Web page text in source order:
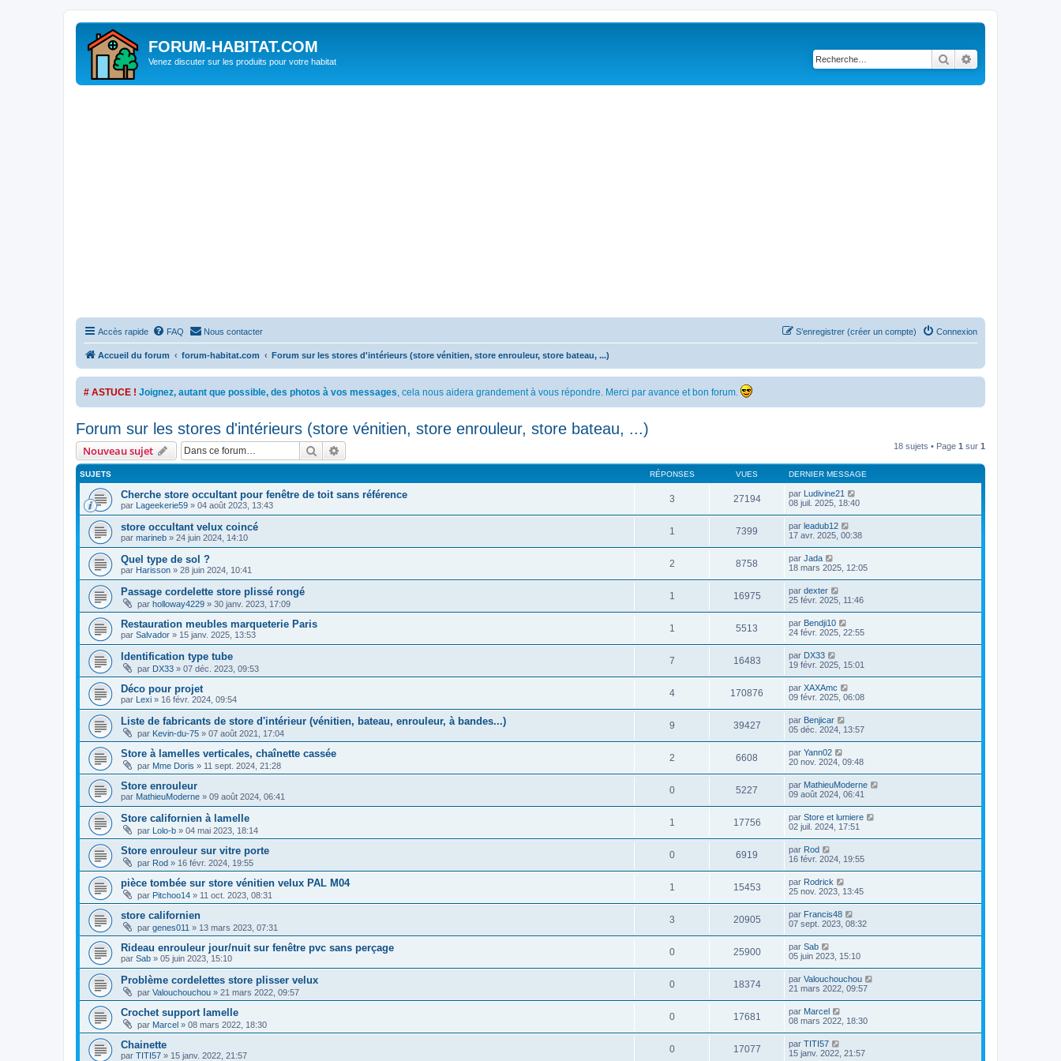
FORUM-HABITAT.COM
Venez discuter sur les produits pour votre habitat Rechercher
Accès rapide FAQ Nous contacter Connexion
S’enregistrer (créer un compte)
Accueil du forum forum-habitat.com Forum sur les stores d'intérieurs (store vénitien, store enrouleur, store bateau, ...)
# ASTUCE ! Joignez, autant que possible, des photos à vos messages, cela nous aidera grandement à vous répondre. Merci par avance et bon forum.
Forum sur les stores d'intérieurs (store vénitien, store enrouleur, store bateau, ...)
Nouveau sujet Rechercher 18 sujets • Page 1 sur 1
SUJETS RÉPONSES VUES DERNIER MESSAGE
Cherche store occultant pour fenêtre de toit sans référence
par Lageekerie59 » 04 août 2023, 13:43
3 27194 par Ludivine21
08 juil. 2025, 18:40
store occultant velux coincé
par marineb » 24 juin 2024, 14:10
1 7399 par leadub12
17 avr. 2025, 00:38
Quel type de sol ?
par Harisson » 28 juin 2024, 10:41
2 8758 par Jada
18 mars 2025, 12:05
Passage cordelette store plissé rongé
par holloway4229 » 30 janv. 2023, 17:09
1 16975 par dexter
25 févr. 2025, 11:46
Restauration meubles marqueterie Paris
par Salvador » 15 janv. 2025, 13:53
1 5513 par Bendji10
24 févr. 2025, 22:55
Identification type tube
par DX33 » 07 déc. 2023, 09:53
7 16483 par DX33
19 févr. 2025, 15:01
Déco pour projet
par Lexi » 16 févr. 2024, 09:54
4 170876 par XAXAmc
09 févr. 2025, 06:08
Liste de fabricants de store d'intérieur (vénitien, bateau, enrouleur, à bandes...)
par Kevin-du-75 » 07 août 2021, 17:04
9 39427 par Benjicar
05 déc. 2024, 13:57
Store à lamelles verticales, chaînette cassée
par Mme Doris » 11 sept. 2024, 21:28
2 6608 par Yann02
20 nov. 2024, 09:48
Store enrouleur
par MathieuModerne » 09 août 2024, 06:41
0 5227 par MathieuModerne
09 août 2024, 06:41
Store californien à lamelle
par Lolo-b » 04 mai 2023, 18:14
1 17756 par Store et lumiere
02 juil. 2024, 17:51
Store enrouleur sur vitre porte
par Rod » 16 févr. 2024, 19:55
0 6919 par Rod
16 févr. 2024, 19:55
pièce tombée sur store vénitien velux PAL M04
par Pitchoo14 » 11 oct. 2023, 08:31
1 15453 par Rodrick
25 nov. 2023, 13:45
store californien
par genes011 » 13 mars 2023, 07:31
3 20905 par Francis48
07 sept. 2023, 08:32
Rideau enrouleur jour/nuit sur fenêtre pvc sans perçage
par Sab » 05 juin 2023, 15:10
0 25900 par Sab
05 juin 2023, 15:10
Problème cordelettes store plisser velux
par Valouchouchou » 21 mars 2022, 09:57
0 18374 par Valouchouchou
21 mars 2022, 09:57
Crochet support lamelle
par Marcel » 08 mars 2022, 18:30
0 17681 par Marcel
08 mars 2022, 18:30
Chainette
par TITI57 » 15 janv. 2022, 21:57
0 17077 par TITI57
15 janv. 2022, 21:57